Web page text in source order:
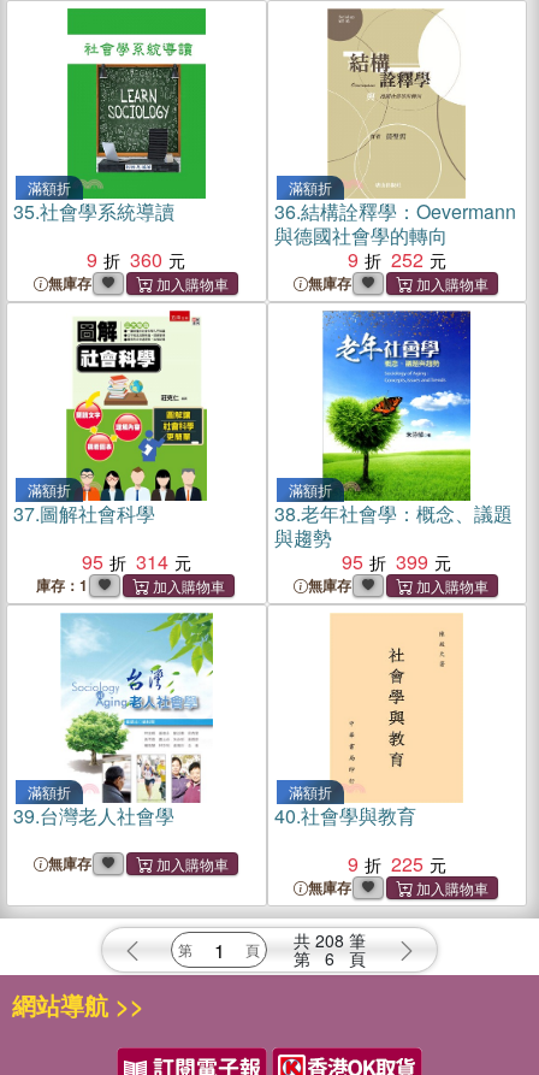
滿額折
35.社會學系統導讀
9
360
無庫存
滿額折
36.結構詮釋學：Oevermann
與德國社會學的轉向
9
252
無庫存
滿額折
37.圖解社會科學
95
314
庫存：1
滿額折
38.老年社會學：概念、議題
與趨勢
95
399
無庫存
滿額折
39.台灣老人社會學
無庫存
滿額折
40.社會學與教育
9
225
無庫存
共 208 筆
第 6 頁
網站導航 >>